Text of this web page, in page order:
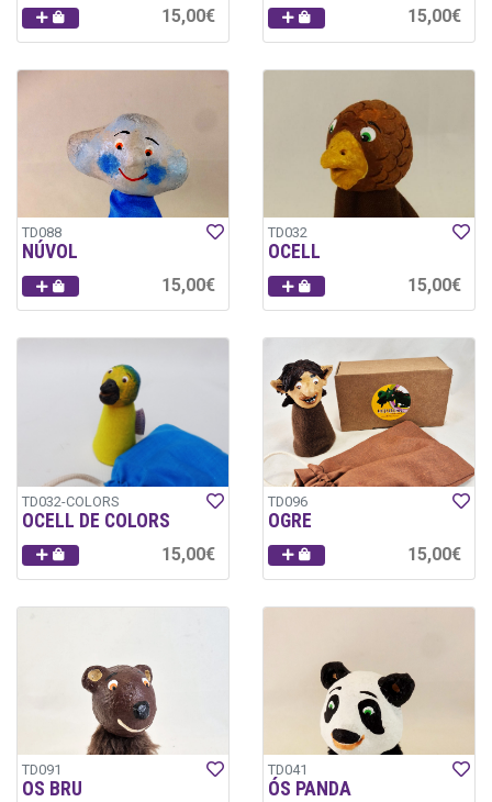
15,00€ 15,00€
TD088
NÚVOL
15,00€
TD032
OCELL
15,00€
TD032-COLORS
OCELL DE COLORS
15,00€
TD096
OGRE
15,00€
TD091
OS BRU
TD041
ÓS PANDA